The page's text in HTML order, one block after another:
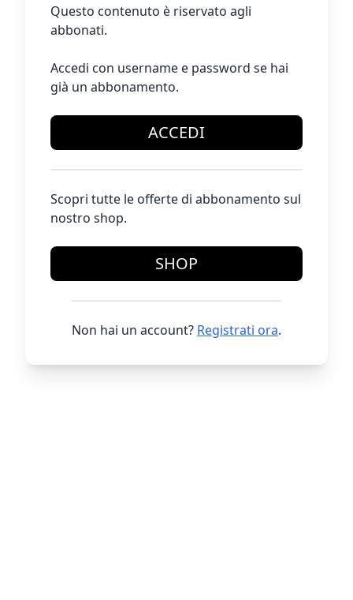
Questo contenuto è riservato agli
abbonati.
Accedi con username e password se hai
già un abbonamento.
ACCEDI
Scopri tutte le offerte di abbonamento sul
nostro shop.
SHOP
Non hai un account? Registrati ora.